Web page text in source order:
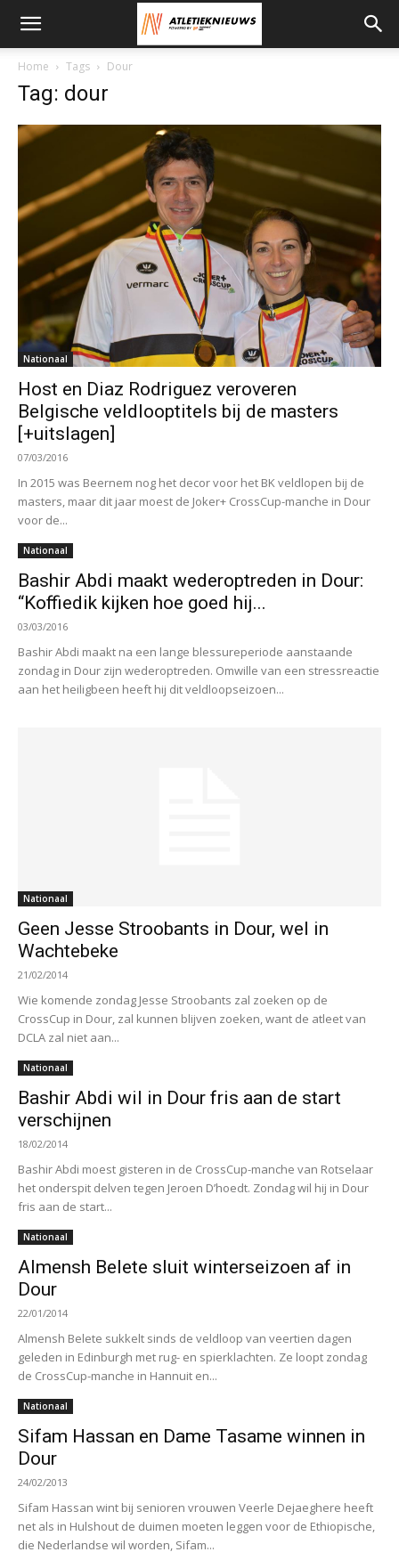
Home Tags Dour
Tag: dour
Nationaal
Host en Diaz Rodriguez veroveren
Belgische veldlooptitels bij de masters
[+uitslagen]
07/03/2016
In 2015 was Beernem nog het decor voor het BK veldlopen bij de
masters, maar dit jaar moest de Joker+ CrossCup-manche in Dour
voor de...
Nationaal
Bashir Abdi maakt wederoptreden in Dour:
“Koffiedik kijken hoe goed hij...
03/03/2016
Bashir Abdi maakt na een lange blessureperiode aanstaande
zondag in Dour zijn wederoptreden. Omwille van een stressreactie
aan het heiligbeen heeft hij dit veldloopseizoen...
Nationaal
Geen Jesse Stroobants in Dour, wel in
Wachtebeke
21/02/2014
Wie komende zondag Jesse Stroobants zal zoeken op de
CrossCup in Dour, zal kunnen blijven zoeken, want de atleet van
DCLA zal niet aan...
Nationaal
Bashir Abdi wil in Dour fris aan de start
verschijnen
18/02/2014
Bashir Abdi moest gisteren in de CrossCup-manche van Rotselaar
het onderspit delven tegen Jeroen D’hoedt. Zondag wil hij in Dour
fris aan de start...
Nationaal
Almensh Belete sluit winterseizoen af in
Dour
22/01/2014
Almensh Belete sukkelt sinds de veldloop van veertien dagen
geleden in Edinburgh met rug- en spierklachten. Ze loopt zondag
de CrossCup-manche in Hannuit en...
Nationaal
Sifam Hassan en Dame Tasame winnen in
Dour
24/02/2013
Sifam Hassan wint bij senioren vrouwen Veerle Dejaeghere heeft
net als in Hulshout de duimen moeten leggen voor de Ethiopische,
die Nederlandse wil worden, Sifam...